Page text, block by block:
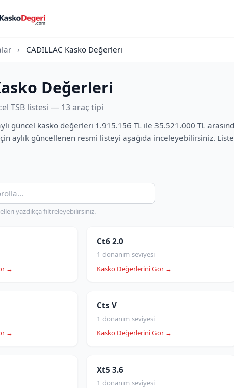
› CADILLAC Kasko Değerleri
Değerleri
TSB listesi — 13 araç tipi
güncel kasko değerleri 1.915.156 TL ile 35.521.000 TL
aylık güncellenen resmi listeyi aşağıda inceleyebilirsiniz.
yazdıkça filtreleyebilirsiniz.
→
Ct6 2.0
1 donanım seviyesi
Kasko Değerlerini Gör →
→
Cts V
1 donanım seviyesi
Kasko Değerlerini Gör →
Xt5 3.6
1 donanım seviyesi